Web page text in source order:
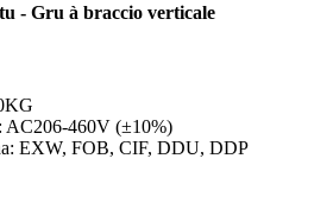
- Gru à braccio verticale
AC206-460V (±10%)
EXW, FOB, CIF, DDU, DDP